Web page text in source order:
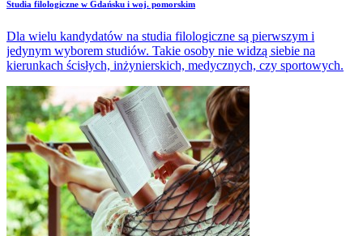
Studia filologiczne w Gdańsku i woj. pomorskim
Dla wielu kandydatów na studia filologiczne są pierwszym i
jedynym wyborem studiów. Takie osoby nie widzą siebie na
kierunkach ścisłych, inżynierskich, medycznych, czy sportowych.